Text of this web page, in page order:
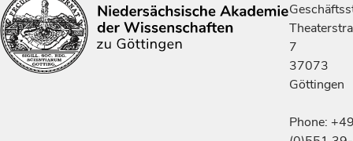
7
37073
Göttingen
Phone: